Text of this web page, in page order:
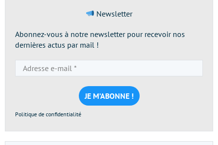
Newsletter
Abonnez-vous à notre newsletter pour recevoir nos
dernières actus par mail !
e-
mail
*
Politique de confidentialité